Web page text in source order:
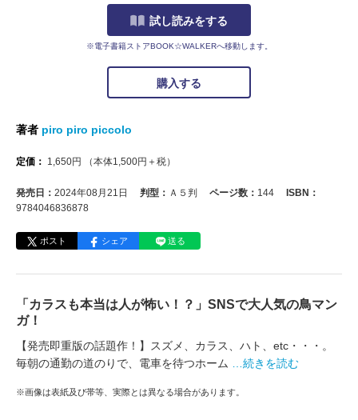
試し読みをする
※電子書籍ストアBOOK☆WALKERへ移動します。
購入する
著者 piro piro piccolo
定価： 1,650円 （本体1,500円＋税）
発売日： 2024年08月21日 判型： Ａ５判 ページ数： 144
ISBN：
9784046836878
ポスト シェア 送る
「カラスも本当は人が怖い！？」SNSで大人気の鳥マン
ガ！
【発売即重版の話題作！】スズメ、カラス、ハト、etc・・・。
毎朝の通勤の道のりで、電車を待つホーム
…続きを読む
※画像は表紙及び帯等、実際とは異なる場合があります。